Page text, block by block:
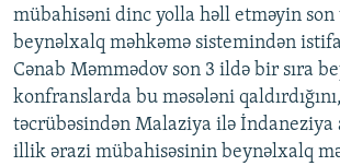
mübahisəni dinc yolla həll etməyin son
beynəlxalq məhkəmə sistemindən
Cənab Məmmədov son 3 ildə bir sıra
konfranslarda bu məsələni
təcrübəsindən Malaziya ilə İndaneziya
illik ərazi mübahisəsinin beynəlxalq